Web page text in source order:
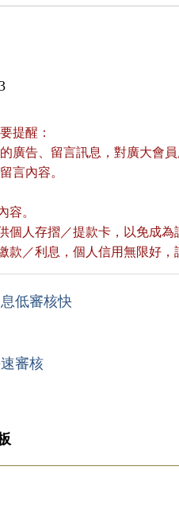
提醒：
廣告、留言訊息，對廣大會
言內容。
容。
個人存摺／提款卡，以免成為
款／利息，個人信用無限好，
低審核快
審核